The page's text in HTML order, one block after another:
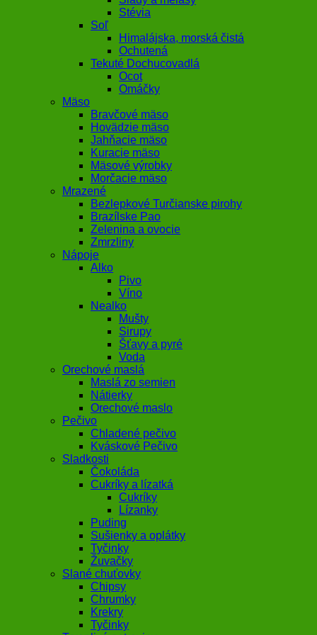
Stévia
Soľ
Himalájska, morská čistá
Ochutená
Tekuté Dochucovadlá
Ocot
Omáčky
Mäso
Bravčové mäso
Hovädzie mäso
Jahňacie mäso
Kuracie mäso
Mäsové výrobky
Morčacie mäso
Mrazené
Bezlepkové Turčianske pirohy
Brazílske Pao
Zelenina a ovocie
Zmrzliny
Nápoje
Alko
Pivo
Víno
Nealko
Mušty
Sirupy
Šťavy a pyré
Voda
Orechové maslá
Maslá zo semien
Nátierky
Orechové maslo
Pečivo
Chladené pečivo
Kváskové Pečivo
Sladkosti
Čokoláda
Cukríky a lízatká
Cukríky
Lízanky
Puding
Sušienky a oplátky
Tyčinky
Žuvačky
Slané chuťovky
Chipsy
Chrumky
Krekry
Tyčinky